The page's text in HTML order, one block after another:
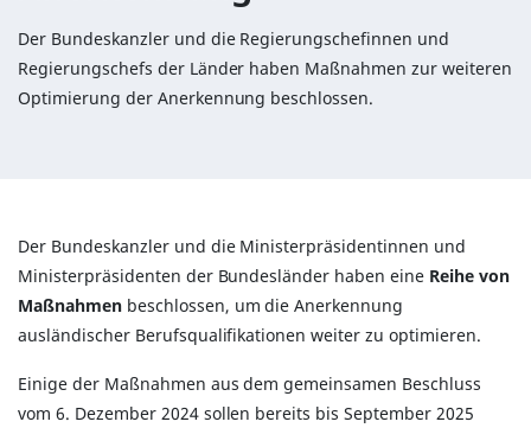
Der Bundeskanzler und die Regierungschefinnen und
Regierungschefs der Länder haben Maßnahmen zur weiteren
Optimierung der Anerkennung beschlossen.
Der Bundeskanzler und die Ministerpräsidentinnen und
Ministerpräsidenten der Bundesländer haben eine Reihe von
Maßnahmenbeschlossen, um die Anerkennung
ausländischer Berufsqualifikationen weiter zu optimieren.
Einige der Maßnahmen aus dem gemeinsamen Beschluss
vom 6. Dezember 2024 sollen bereits bis September 2025